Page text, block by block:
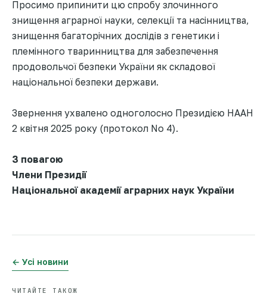
Просимо припинити цю спробу злочинного
знищення аграрної науки, селекції та насінництва,
знищення багаторічних дослідів з генетики і
племінного тваринництва для забезпечення
продовольчої безпеки України як складової
національної безпеки держави.
Звернення ухвалено одноголосно Президією НААН
2 квітня 2025 року (протокол No 4).
З повагою
Члени Президії
Національної академії аграрних наук України
← Усі новини
ЧИТАЙТЕ ТАКОЖ